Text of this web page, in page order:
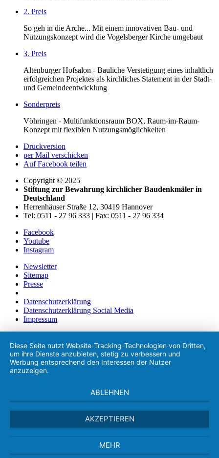
2. Preis
So geh in die Arche... Mit einem innovativen Bau- und
Nutzungskonzept wird die Vogelsberger Kirche umgebaut
3. Preis
Altenburger Hofsalon - Bauliche Verstetigung eines inhaltlich
erfolgreichen Projektes als kirchliches Statement in der Stadt-
und Gemeindeentwicklung
Sonderpreis
Vöhringen - Multifunktionsraum BOX, Raum-im-Raum-
Konzept mit flexiblen Nutzungsmöglichkeiten
Druckversion
per Mail verschicken
Auf Facebook teilen
Copyright © 2025
Stiftung zur Bewahrung kirchlicher Baudenkmäler in
Deutschland
Herrenhäuser Straße 12, 30419 Hannover
Tel: 0511 - 27 96 333 | Fax: 0511 - 27 96 334
Facebook
Youtube
Instagram
Newsletter
Sitemap
Presse
Datenschutzerklärung
Datenschutzerklärung Social Media
Impressum
Diese Seite nutzt Website-Tracking-Technologien von Dritten,
um ihre Dienste anzubieten, stetig zu verbessern und
Werbung entsprechend den Interessen der Nutzer
anzuzeigen.
ABLEHNEN
AKZEPTIEREN
MEHR